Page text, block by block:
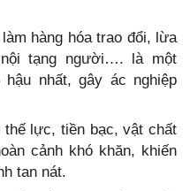
hàng hóa trao đổi, lừa
tạng người…. là một
nhất, gây ác nghiệp
lực, tiền bạc, vật chất
cảnh khó khăn, khiến
tan nát.